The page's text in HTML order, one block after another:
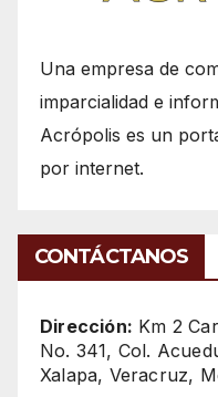
Una empresa de
imparcialidad e
Acrópolis es un
por internet.
CONTÁCTANOS
Dirección: Km 2
No. 341, Col.
Xalapa, Veracruz,